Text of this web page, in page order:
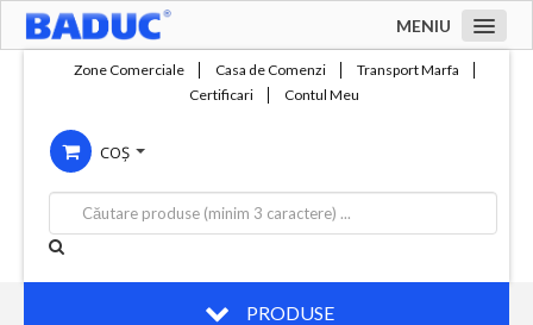
MENIU
Compania
Servicii
Productie
Contact
Zone Comerciale Casa de Comenzi
Transport Marfa
Certificari
Contul Meu
COȘ
PRODUSE